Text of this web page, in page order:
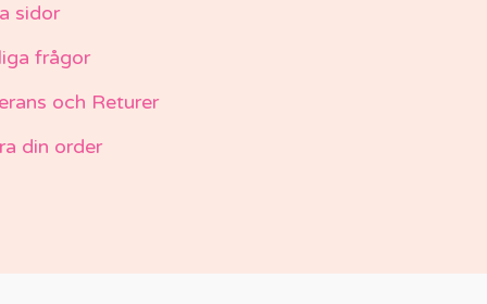
sidor
frågor
och Returer
din order